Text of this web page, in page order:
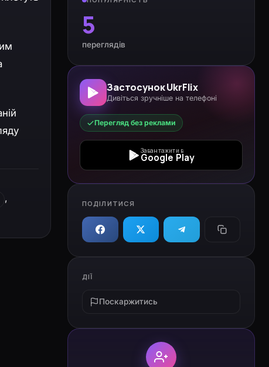
,
5
переглядів
Застосунок UkrFlix
Дивіться зручніше на телефоні
Перегляд без реклами
Завантажити в
Google Play
ПОДІЛИТИСЯ
ДІЇ
Поскаржитись